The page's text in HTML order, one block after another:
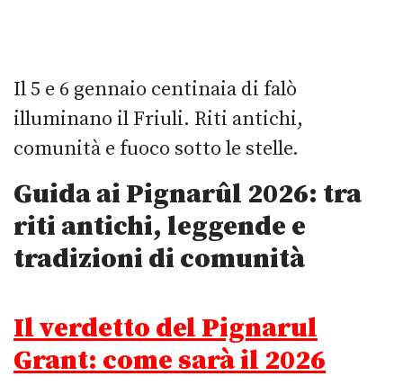
Il 5 e 6 gennaio centinaia di falò
illuminano il Friuli. Riti antichi,
comunità e fuoco sotto le stelle.
Guida ai Pignarûl 2026: tra
riti antichi, leggende e
tradizioni di comunità
Il verdetto del Pignarul
Grant: come sarà il 2026